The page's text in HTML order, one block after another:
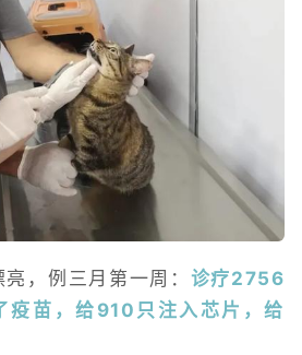
，例三月第一周： 诊疗2756
疫苗，给910只注入芯片，给